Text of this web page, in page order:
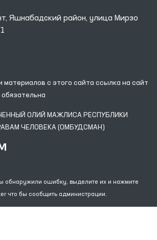
Яшнабадский район, улица Мирзо
материалов с этого сайта ссылка на сайт
обязательна
ОЛИЙ МАЖЛИСА РЕСПУБЛИКИ
ЧЕЛОВЕКА (ОМБУДСМАН)
обнаружили ошибку, выделите их и нажмите
что бы сообщить администрации.